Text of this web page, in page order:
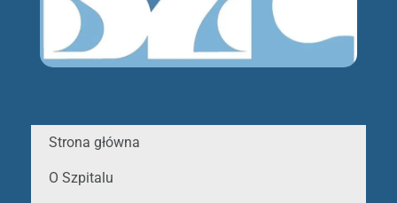
Strona główna
O Szpitalu